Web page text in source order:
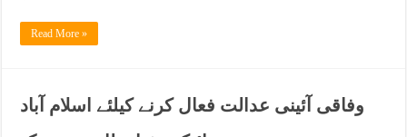
Read More »
وفاقی آئینی عدالت فعال کرنے کیلئے اسلام آباد